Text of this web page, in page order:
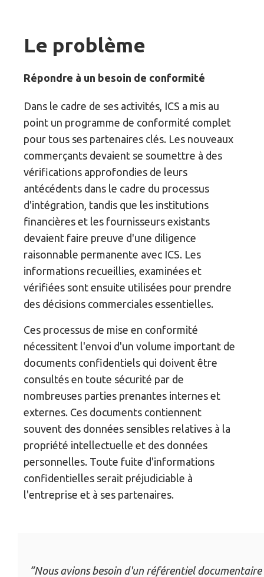
Le problème
Répondre à un besoin de conformité
Dans le cadre de ses activités, ICS a mis au
point un programme de conformité complet
pour tous ses partenaires clés. Les nouveaux
commerçants devaient se soumettre à des
vérifications approfondies de leurs
antécédents dans le cadre du processus
d'intégration, tandis que les institutions
financières et les fournisseurs existants
devaient faire preuve d'une diligence
raisonnable permanente avec ICS. Les
informations recueillies, examinées et
vérifiées sont ensuite utilisées pour prendre
des décisions commerciales essentielles.
Ces processus de mise en conformité
nécessitent l'envoi d'un volume important de
documents confidentiels qui doivent être
consultés en toute sécurité par de
nombreuses parties prenantes internes et
externes. Ces documents contiennent
souvent des données sensibles relatives à la
propriété intellectuelle et des données
personnelles. Toute fuite d'informations
confidentielles serait préjudiciable à
l'entreprise et à ses partenaires.
“Nous avions besoin d'un référentiel